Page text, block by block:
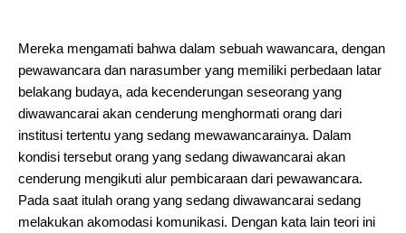
Mereka mengamati bahwa dalam sebuah wawancara, dengan
pewawancara dan narasumber yang memiliki perbedaan latar
belakang budaya, ada kecenderungan seseorang yang
diwawancarai akan cenderung menghormati orang dari
institusi tertentu yang sedang mewawancarainya. Dalam
kondisi tersebut orang yang sedang diwawancarai akan
cenderung mengikuti alur pembicaraan dari pewawancara.
Pada saat itulah orang yang sedang diwawancarai sedang
melakukan akomodasi komunikasi. Dengan kata lain teori ini